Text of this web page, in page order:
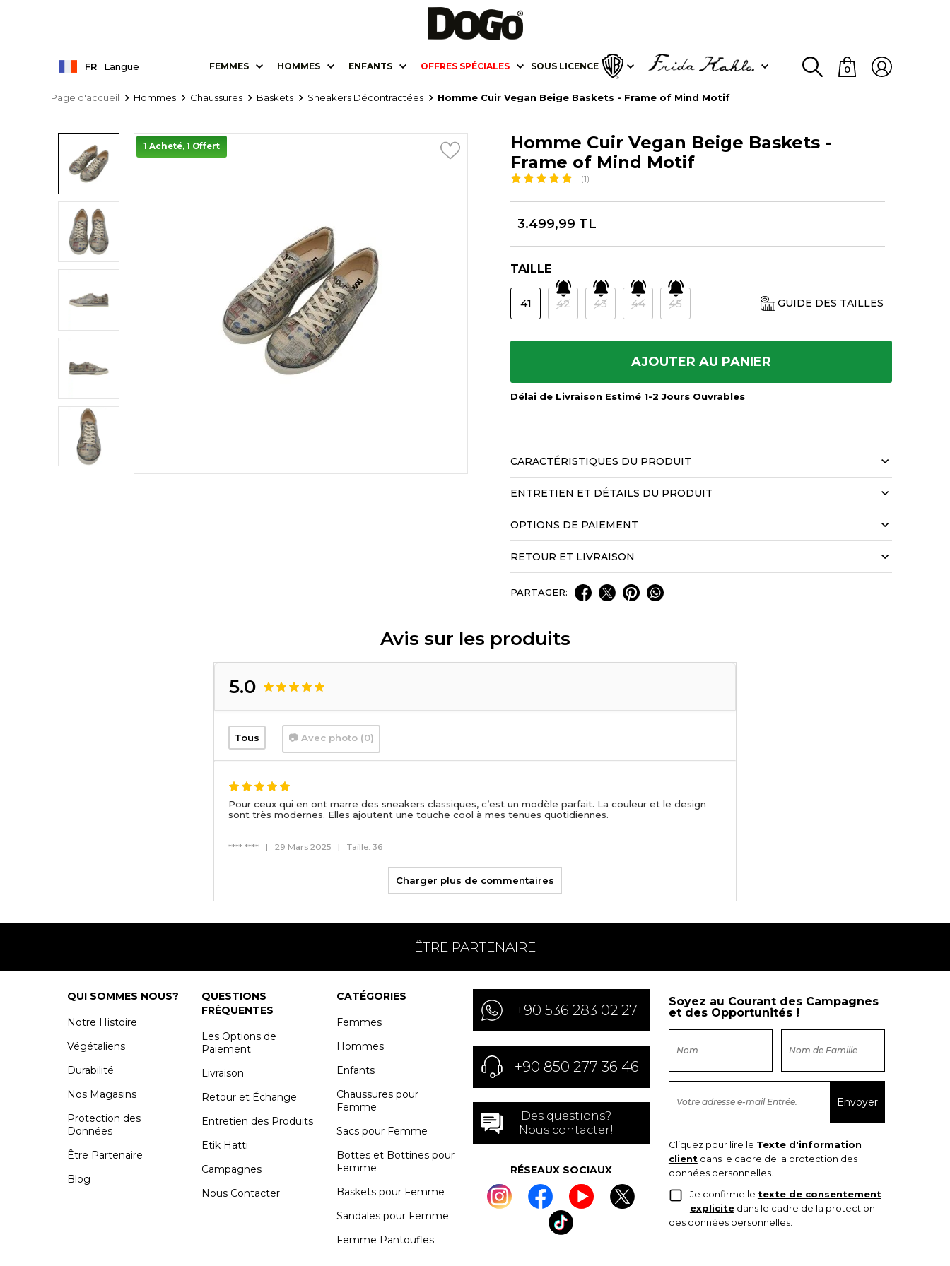
FR Langue FEMMES HOMMES ENFANTS OFFRES SPÉCIALES SOUS LICENCE 0
Page d'accueil Hommes Chaussures Baskets Sneakers Décontractées Homme Cuir Vegan Beige Baskets - Frame of Mind Motif
1 Acheté, 1 Offert
Homme Cuir Vegan Beige Baskets -
Frame of Mind Motif
(1)
3.499,99 TL
TAILLE
41 42 43 44 45 GUIDE DES TAILLES
AJOUTER AU PANIER
Délai de Livraison Estimé 1-2 Jours Ouvrables
CARACTÉRISTIQUES DU PRODUIT
ENTRETIEN ET DÉTAILS DU PRODUIT
OPTIONS DE PAIEMENT
RETOUR ET LIVRAISON
PARTAGER:
Avis sur les produits
5.0
Tous 📷 Avec photo (0)
Pour ceux qui en ont marre des sneakers classiques, c’est un modèle parfait. La couleur et le design
sont très modernes. Elles ajoutent une touche cool à mes tenues quotidiennes.
**** **** | 29 Mars 2025 | Taille: 36
Charger plus de commentaires
ÊTRE PARTENAIRE
QUI SOMMES NOUS?
Notre Histoire
Végétaliens
Durabilité
Nos Magasins
Protection des
Données
Être Partenaire
Blog
QUESTIONS
FRÉQUENTES
Les Options de
Paiement
Livraison
Retour et Échange
Entretien des Produits
Etik Hattı
Campagnes
Nous Contacter
CATÉGORIES
Femmes
Hommes
Enfants
Chaussures pour
Femme
Sacs pour Femme
Bottes et Bottines pour
Femme
Baskets pour Femme
Sandales pour Femme
Femme Pantoufles
+90 536 283 02 27
+90 850 277 36 46
Des questions?
Nous contacter!
RÉSEAUX SOCIAUX
Soyez au Courant des Campagnes
et des Opportunités !
Cliquez pour lire le Texte d'information
clientdans le cadre de la protection des
données personnelles.
Je confirme le texte de consentement
explicitedans le cadre de la protection
des données personnelles.